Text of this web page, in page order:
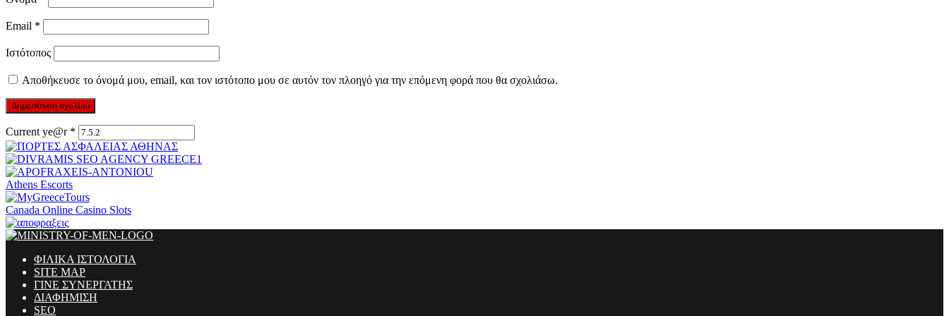
Email *
Ιστότοπος
Αποθήκευσε το όνομά μου, email, και τον ιστότοπο μου σε αυτόν τον πλοηγό για την επόμενη φορά που θα σχολιάσω.
Current ye@r *
Athens Escorts
Canada Online Casino Slots
ΦΙΛΙΚΑ ΙΣΤΟΛΟΓΙΑ
SITE MAP
ΓΙΝΕ ΣΥΝΕΡΓΑΤΗΣ
ΔΙΑΦΗΜΙΣΗ
SEO